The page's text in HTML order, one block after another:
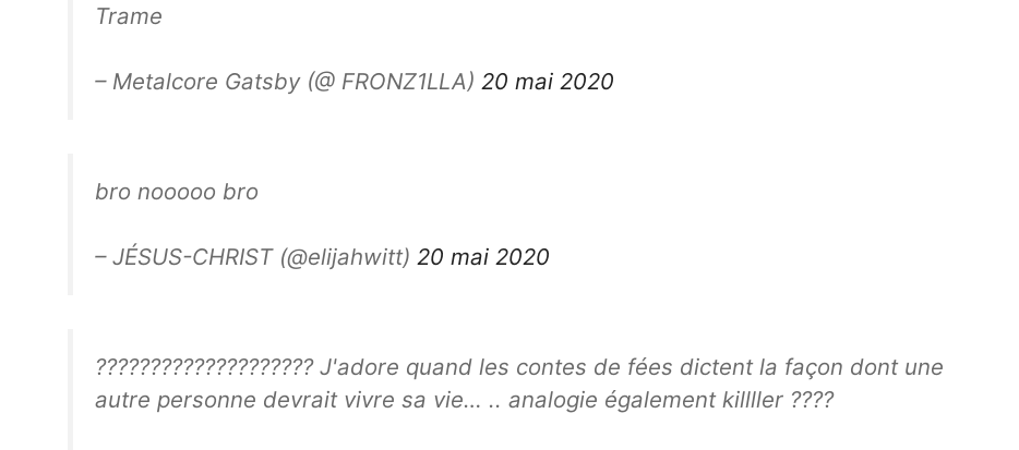
Trame
– Metalcore Gatsby (@ FRONZ1LLA) 20 mai 2020
bro nooooo bro
– JÉSUS-CHRIST (@elijahwitt) 20 mai 2020
???????????????????? J'adore quand les contes de fées dictent la façon dont une
autre personne devrait vivre sa vie… .. analogie également killller ????